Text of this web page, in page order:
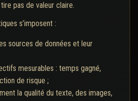
tire pas de valeur claire.
s’imposent :
sources de données et leur
mesurables : temps gagné,
de risque ;
la qualité du texte, des images,